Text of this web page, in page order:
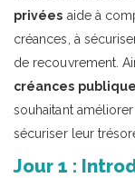
privées aide à
créances, à
de recouvrement.
créances
souhaitant
sécuriser leur
Jour 1 :